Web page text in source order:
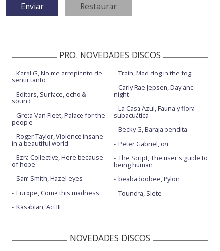
PRO. NOVEDADES DISCOS
Karol G, No me arrepiento de
sentir tanto
Editors, Surface, echo &
sound
Greta Van Fleet, Palace for the
people
Roger Taylor, Violence insane
in a beautiful world
Ezra Collective, Here because
of hope
Sam Smith, Hazel eyes
Europe, Come this madness
Kasabian, Act III
Train, Mad dog in the fog
Carly Rae Jepsen, Day and
night
La Casa Azul, Fauna y flora
subacuática
Becky G, Baraja bendita
Peter Gabriel, o/i
The Script, The user's guide to
being human
beabadoobee, Pylon
Toundra, Siete
NOVEDADES DISCOS